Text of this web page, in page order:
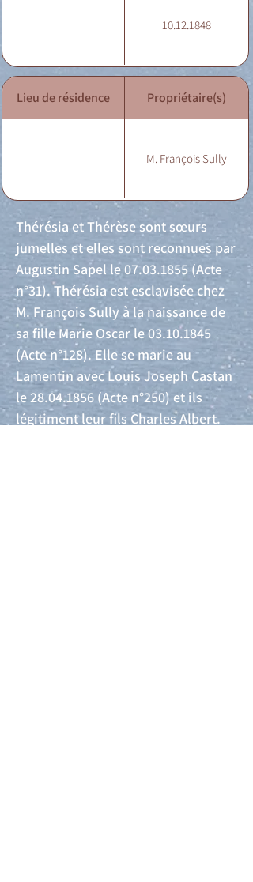
10.12.1848
Lieu de résidence Propriétaire(s)
M. François Sully
Thérésia et Thérèse sont sœurs
jumelles et elles sont reconnues par
Augustin Sapel le07.03.1855 (Acte
n°31). Thérésia est esclavisée chez
M. François Sully à la naissance de
sa fille Marie Oscar le03.10.1845
(Acte n°128). Elle se marie au
Lamentin avec Louis Joseph Castan
le28.04.1856 (Acte n°250) et ils
légitiment leur fils Charles Albert.